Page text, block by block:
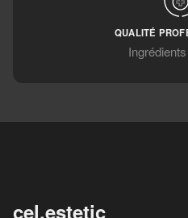
QUALITÉ
cel.estetic